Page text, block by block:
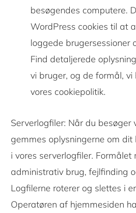
besøgendes computere.
WordPress cookies til at
loggede brugersessioner
Find detaljerede
vi bruger, og de formål, vi
vores cookiepolitik.
Serverlogfiler: Når du besøger
gemmes oplysningerne om
i vores serverlogfiler. Formålet
administrativ brug, fejlfinding
Logfilerne roterer og slettes i
Operatøren af ​​hjemmesiden